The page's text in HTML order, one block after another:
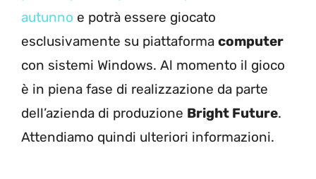
autunno e potrà essere giocato
esclusivamente su piattaforma computer
con sistemi Windows. Al momento il gioco
è in piena fase di realizzazione da parte
dell’azienda di produzione Bright Future.
Attendiamo quindi ulteriori informazioni.